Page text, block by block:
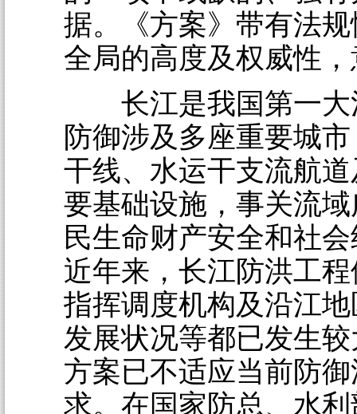
据。《方案》带有法
全局的高度及权威性
长江是我国第一大
防御涉及多座重要城
干线、水运干支流航
要基础设施，事关流
民生命财产安全和社
近年来，长江防洪工
指挥调度机构及沿江
发展状况等都已发生
方案已不适应当前防
求。在国家防总、水